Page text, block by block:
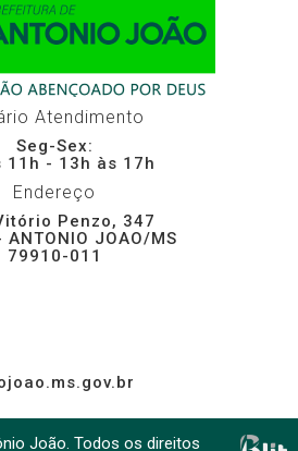
Atendimento
Seg-Sex:
11h - 13h às 17h
Endereço
Penzo, 347
JOAO/MS
79910-011
João. Todos os direitos